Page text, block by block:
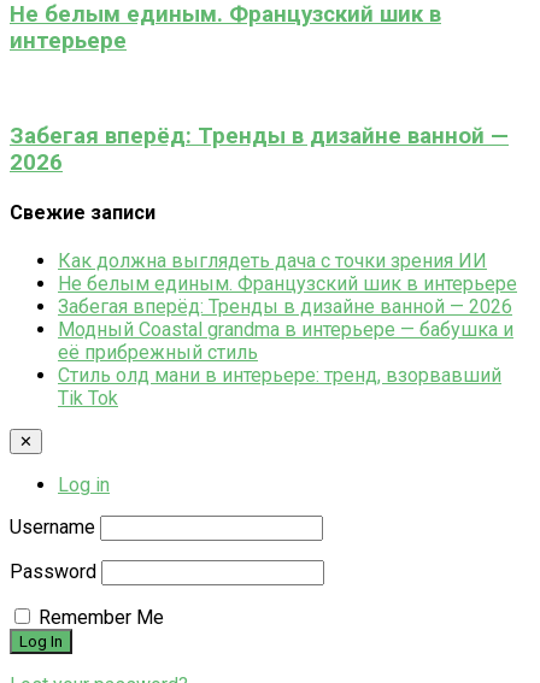
Не белым единым. Французский шик в
интерьере
Забегая вперёд: Тренды в дизайне ванной —
2026
Свежие записи
Как должна выглядеть дача с точки зрения ИИ
Не белым единым. Французский шик в интерьере
Забегая вперёд: Тренды в дизайне ванной — 2026
Модный Coastal grandma в интерьере — бабушка и
её прибрежный стиль
Стиль олд мани в интерьере: тренд, взорвавший
Tik Tok
✕
Log in
Username
Password
Remember Me